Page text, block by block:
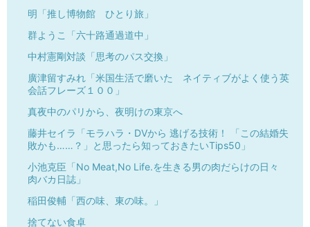
明「推し博物館 ひとり旅」
群ようこ「六十路通過道中」
中村憲剛対談「思考のパス交換」
廣津留すみれ「米国生活で磨いた ネイティブがよく使う英
会話フレーズ１００」
真夜中のパリから、夜明けの東京へ
藤井セイラ「モラハラ・DVから 逃げる技術！ 「この結婚失
敗かも……？」と思ったら知っておきたいTips50」
小池克臣「No Meat,No Life.を生きる男の肉だらけの日々
肉バカ日誌」
稲田俊輔「西の味、東の味。」
捨てない食卓